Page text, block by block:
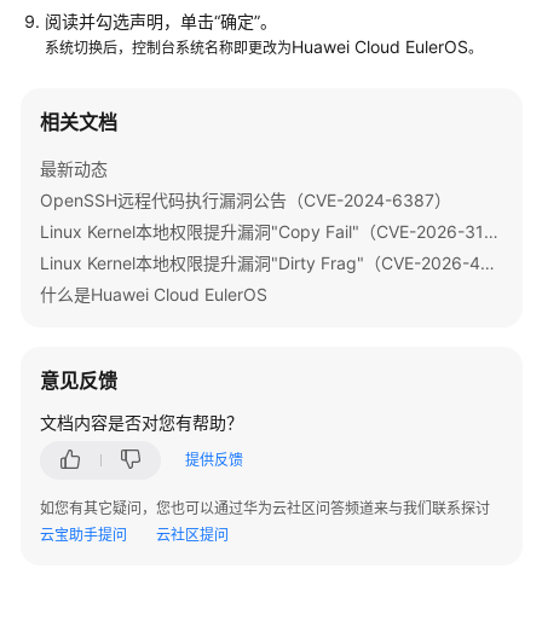
后，
如
改
制
台
统
HCE、
和
镜
像
阅读并勾选声明，单击“确定”。
系统切换后，控制台系统名称即更改为Huawei Cloud EulerOS。
相关文档
最新动态
OpenSSH远程代码执行漏洞公告（CVE-2024-6387）
Linux Kernel本地权限提升漏洞"Copy Fail"（CVE-2026-31431）
Linux Kernel本地权限提升漏洞"Dirty Frag"（CVE-2026-43284）
什么是Huawei Cloud EulerOS
意见反馈
文档内容是否对您有帮助？
提供反馈
如您有其它疑问，您也可以通过华为云社区问答频道来与我们联系探讨
云宝助手提问
云社区提问